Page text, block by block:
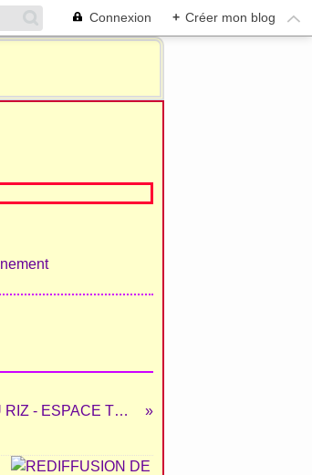
Connexion + Créer mon blog
ARLES - FERIA DU RIZ - ESPACE TOROS